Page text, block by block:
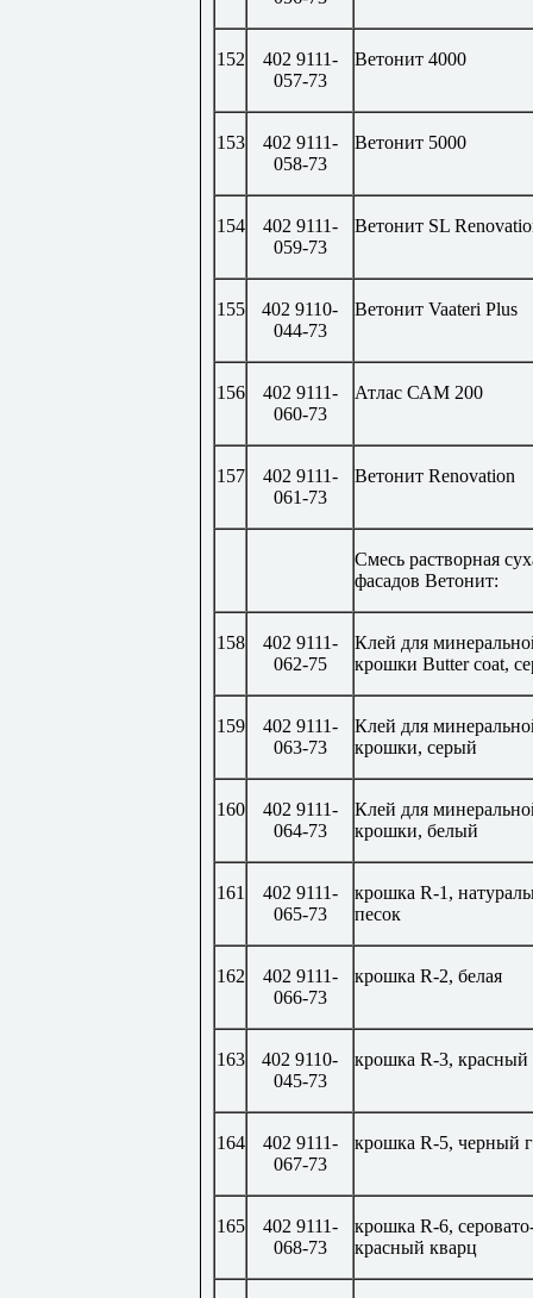
152
402 9111-
057-73
Ветонит 4000
153
402 9111-
058-73
Ветонит 5000
154
402 9111-
059-73
Ветонит SL
155
402 9110-
044-73
Ветонит Vaateri Plus
156
402 9111-
060-73
Атлас САМ 200
157
402 9111-
061-73
Ветонит Renovation
Смесь растворная
фасадов Ветонит:
158
402 9111-
062-75
Клей для
крошки Butter coat,
159
402 9111-
063-73
Клей для
крошки, серый
160
402 9111-
064-73
Клей для
крошки, белый
161
402 9111-
065-73
крошка R-1,
песок
162
402 9111-
066-73
крошка R-2, белая
163
402 9110-
045-73
крошка R-3, красный
164
402 9111-
067-73
крошка R-5, черный
165
402 9111-
068-73
крошка R-6,
красный кварц